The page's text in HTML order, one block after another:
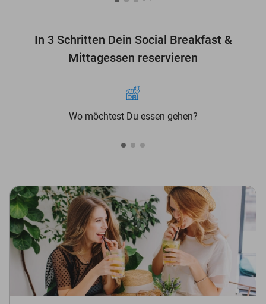
In 3 Schritten Dein Social Breakfast &
Mittagessen reservieren
Wo möchtest Du essen gehen?